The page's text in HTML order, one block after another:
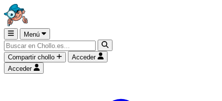
Menú
Compartir chollo
Acceder
Acceder